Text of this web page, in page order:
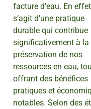
facture d’eau. En
s’agit d’une pratique
durable qui contribue
significativement à la
préservation de nos
ressources en eau,
offrant des bénéfices
pratiques et
notables. Selon des